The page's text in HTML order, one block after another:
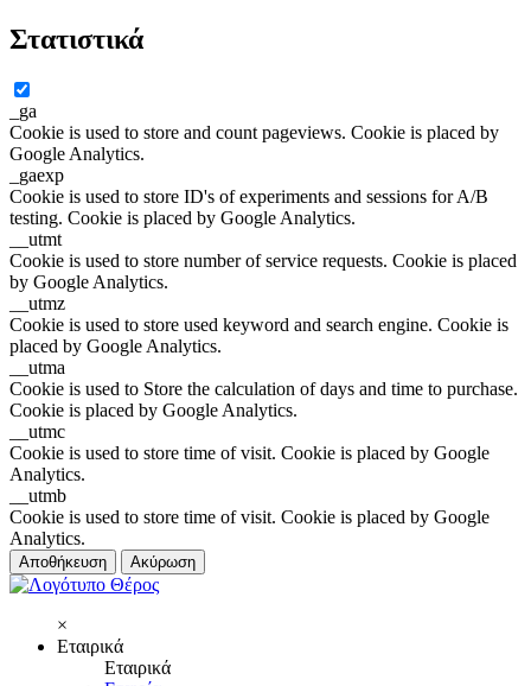
Στατιστικά
_ga
Cookie is used to store and count pageviews. Cookie is placed by
Google Analytics.
_gaexp
Cookie is used to store ID's of experiments and sessions for A/B
testing. Cookie is placed by Google Analytics.
__utmt
Cookie is used to store number of service requests. Cookie is placed
by Google Analytics.
__utmz
Cookie is used to store used keyword and search engine. Cookie is
placed by Google Analytics.
__utma
Cookie is used to Store the calculation of days and time to purchase.
Cookie is placed by Google Analytics.
__utmc
Cookie is used to store time of visit. Cookie is placed by Google
Analytics.
__utmb
Cookie is used to store time of visit. Cookie is placed by Google
Analytics.
Αποθήκευση Ακύρωση
×
Εταιρικά
Εταιρικά